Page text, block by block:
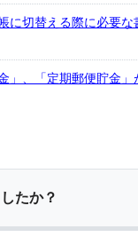
に切替える際に必要な
、「定期郵便貯金」
たか？